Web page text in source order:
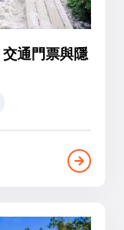
通門票與隱